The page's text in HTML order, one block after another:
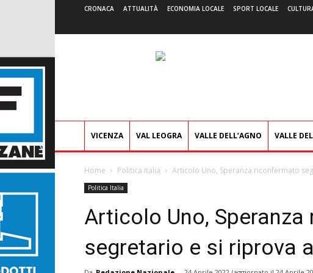
CRONACA ATTUALITÀ ECONOMIA LOCALE SPORT LOCALE
VICENZA VAL LEOGRA VALLE DELL’AGNO VALLE
Home Politica Italia Articolo Uno, Speranza riconfermato
Politica Italia
Articolo Uno,
segretario e si riprova